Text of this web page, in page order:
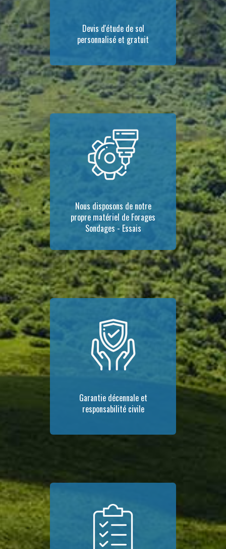
Devis d'étude de sol
personnalisé et gratuit
Nous disposons de notre
propre matériel de Forages
Sondages - Essais
Garantie décennale et
responsabilité civile